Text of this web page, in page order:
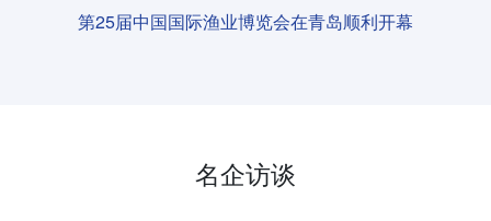
第25届中国国际渔业博览会在青岛顺利开幕
名企访谈